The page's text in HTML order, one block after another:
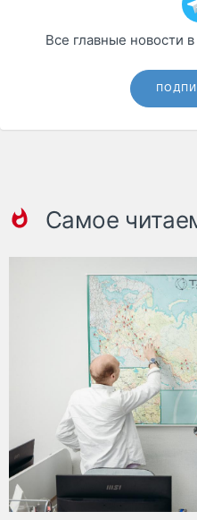
Все главные новости
Самое